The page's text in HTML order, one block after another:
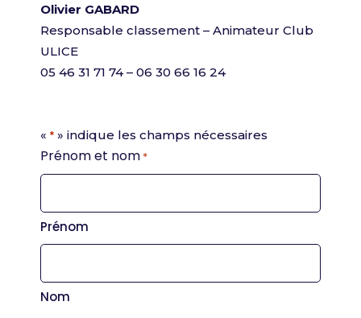
Olivier GABARD
Responsable classement – Animateur Club
ULICE
05 46 31 71 74 – 06 30 66 16 24
« * » indique les champs nécessaires
Prénom et nom *
Prénom
Nom